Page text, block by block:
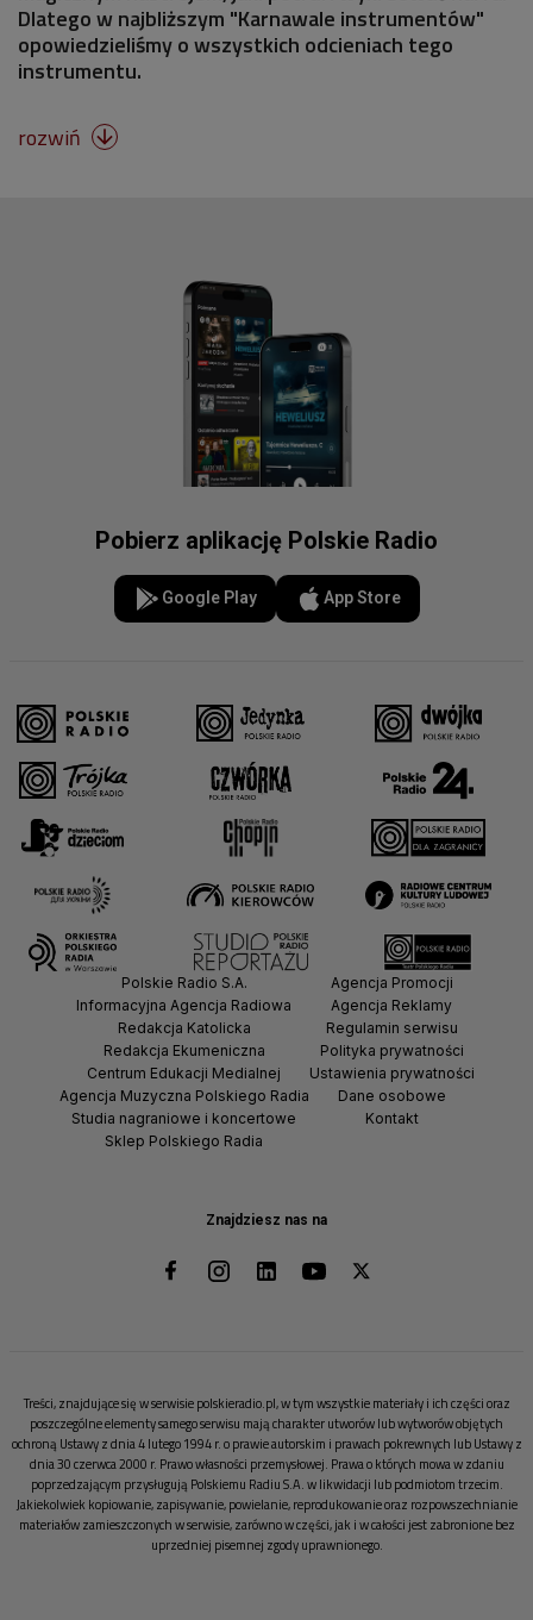
Dlatego w najbliższym "Karnawale instrumentów"
opowiedzieliśmy o wszystkich odcieniach tego
instrumentu.
rozwiń 
Pobierz aplikację Polskie Radio
Google Play App Store
Znajdziesz nas na
Polskie Radio S.A.
Informacyjna Agencja Radiowa
Redakcja Katolicka
Redakcja Ekumeniczna
Centrum Edukacji Medialnej
Agencja Muzyczna Polskiego Radia
Studia nagraniowe i koncertowe
Sklep Polskiego Radia
Agencja Promocji
Agencja Reklamy
Regulamin serwisu
Polityka prywatności
Ustawienia prywatności
Dane osobowe
Kontakt
Treści, znajdujące się w serwisie polskieradio.pl, w tym wszystkie materiały i ich części oraz
poszczególne elementy samego serwisu mają charakter utworów lub wytworów objętych
ochroną Ustawy z dnia 4 lutego 1994 r. o prawie autorskim i prawach pokrewnych lub Ustawy z
dnia 30 czerwca 2000 r. Prawo własności przemysłowej. Prawa o których mowa w zdaniu
poprzedzającym przysługują Polskiemu Radiu S.A. w likwidacji lub podmiotom trzecim.
Jakiekolwiek kopiowanie, zapisywanie, powielanie, reprodukowanie oraz rozpowszechnianie
materiałów zamieszczonych w serwisie, zarówno w części, jak i w całości jest zabronione bez
uprzedniej pisemnej zgody uprawnionego.